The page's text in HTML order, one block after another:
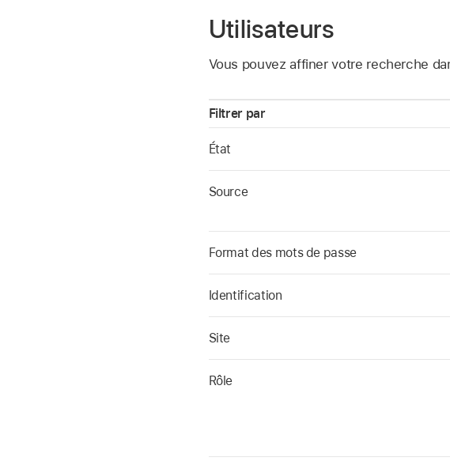
Utilisateurs
Vous pouvez affiner votre recherche
Filtrer par
État
Source
Format des mots de passe
Identification
Site
Rôle